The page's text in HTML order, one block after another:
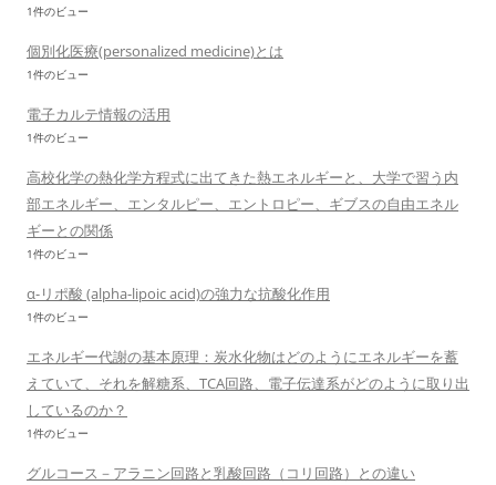
1件のビュー
個別化医療(personalized medicine)とは
1件のビュー
電子カルテ情報の活用
1件のビュー
高校化学の熱化学方程式に出てきた熱エネルギーと、大学で習う内
部エネルギー、エンタルピー、エントロピー、ギブスの自由エネル
ギーとの関係
1件のビュー
α-リポ酸 (alpha-lipoic acid)の強力な抗酸化作用
1件のビュー
エネルギー代謝の基本原理：炭水化物はどのようにエネルギーを蓄
えていて、それを解糖系、TCA回路、電子伝達系がどのように取り出
しているのか？
1件のビュー
グルコース－アラニン回路と乳酸回路（コリ回路）との違い